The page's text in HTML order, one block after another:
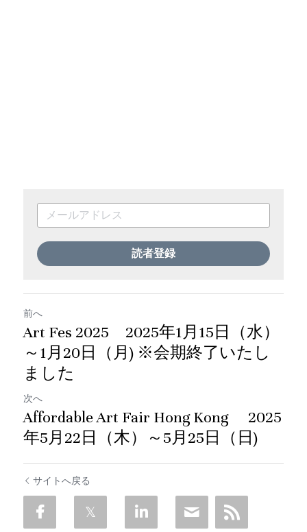
読者登録
前へ
Art Fes 2025 2025年1月15日（水）
～1月20日（月) ※会期終了いたし
ました
次へ
Affordable Art Fair Hong Kong 2025
年5月22日（木）～5月25日（日)
サイトへ戻る